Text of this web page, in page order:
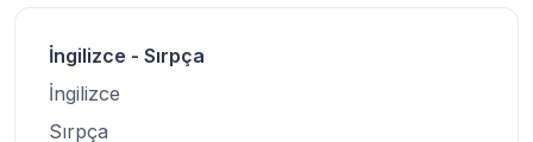
İngilizce - Sırpça
İngilizce
Sırpça